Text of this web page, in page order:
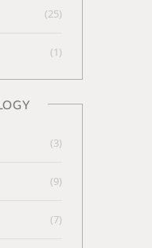
(25)
(1)
(3)
(9)
(7)